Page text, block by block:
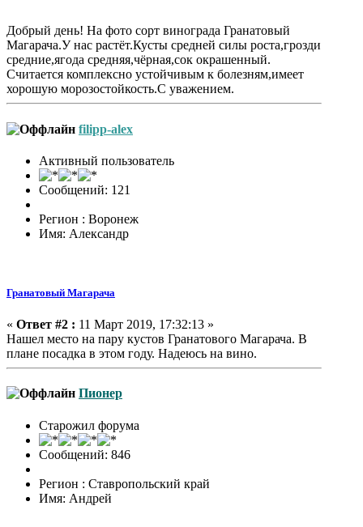
Добрый день! На фото сорт винограда Гранатовый
Магарача.У нас растёт.Кусты средней силы роста,грозди
средние,ягода средняя,чёрная,сок окрашенный.
Считается комплексно устойчивым к болезням,имеет
хорошую морозостойкость.С уважением.
filipp-alex
Активный пользователь
Сообщений: 121
Регион : Воронеж
Имя: Александр
Гранатовый Магарача
« Ответ #2 : 11 Март 2019, 17:32:13 »
Нашел место на пару кустов Гранатового Магарача. В
плане посадка в этом году. Надеюсь на вино.
Пионер
Старожил форума
Сообщений: 846
Регион : Ставропольский край
Имя: Андрей